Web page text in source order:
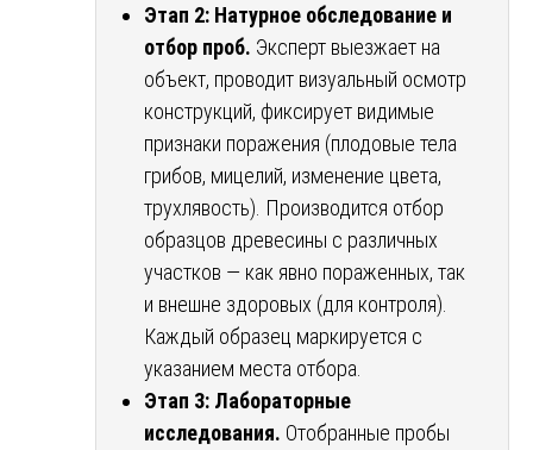
Этап 2: Натурное обследование и
отбор проб. Эксперт выезжает на
объект, проводит визуальный осмотр
конструкций, фиксирует видимые
признаки поражения (плодовые тела
грибов, мицелий, изменение цвета,
трухлявость). Производится отбор
образцов древесины с различных
участков — как явно пораженных, так
и внешне здоровых (для контроля).
Каждый образец маркируется с
указанием места отбора.
Этап 3: Лабораторные
исследования. Отобранные пробы